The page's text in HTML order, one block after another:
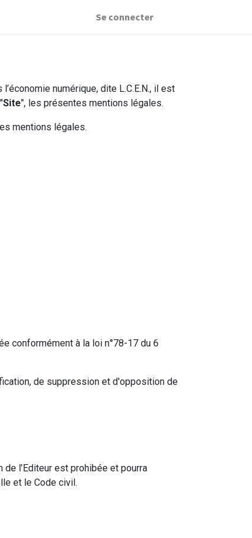
Se connecter
numérique, dite L.C.E.N., il est
Site", les présentes mentions légales.
mentions légales.
conformément à la loi n°78-17 du 6
de suppression et d'opposition de
l’Editeur est prohibée et pourra
et le Code civil.